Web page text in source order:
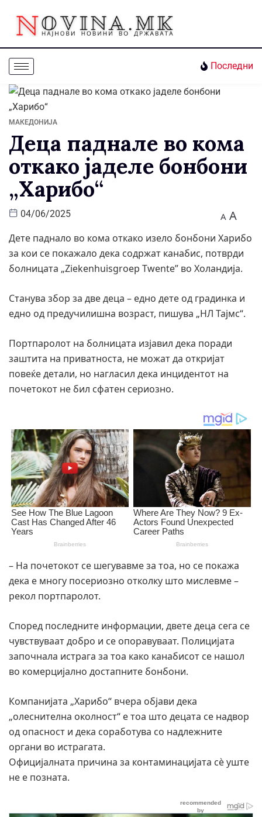
Последни
МАКЕДОНИЈА
Деца паднале во кома
откако јаделе бонбони
„Харибо“
04/06/2025 A A
Дете паднало во кома откако изело бонбони Харибо
за кои се покажало дека содржат канабис, потврди
болницата „Ziekenhuisgroep Twente” во Холандија.
Станува збор за две деца – едно дете од градинка и
едно од предучилишна возраст, пишува „НЛ Тајмс“.
Портпаролот на болницата изјавил дека поради
заштита на приватноста, не можат да откријат
повеќе детали, но нагласил дека инцидентот на
почетокот не бил сфатен сериозно.
– На почетокот се шегувавме за тоа, но се покажа
дека е многу посериозно отколку што мислевме –
рекол портпаролот.
Според последните информации, двете деца сега се
чувствуваат добро и се опоравуваат. Полицијата
започнала истрага за тоа како канабисот се нашол
во комерцијално достапните бонбони.
Компанијата „Харибо“ вчера објави дека
„олеснителна околност“ е тоа што децата се надвор
од опасност и дека соработува со надлежните
органи во истрагата.
Официјалната причина за контаминацијата сè уште
не е позната.